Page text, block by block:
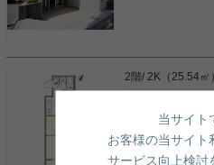
2階/ 2K（25.54㎡）
当サイト
お客様の当サイト
サービス向上検討